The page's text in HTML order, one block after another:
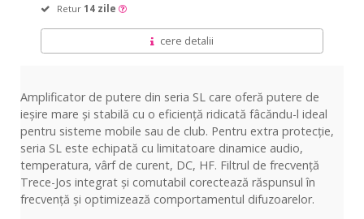
Retur 14 zile
cere detalii
Amplificator de putere din seria SL care oferă putere de
ieșire mare și stabilă cu o eficiență ridicată fâcăndu-l ideal
pentru sisteme mobile sau de club. Pentru extra protecție,
seria SL este echipată cu limitatoare dinamice audio,
temperatura, vârf de curent, DC, HF. Filtrul de frecvență
Trece-Jos integrat și comutabil corectează răspunsul în
frecvență și optimizează comportamentul difuzoarelor.